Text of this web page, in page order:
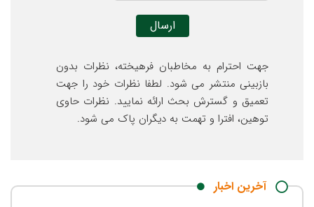
جهت احترام به مخاطبان فرهیخته، نظرات بدون
بازبینی منتشر می شود. لطفا نظرات خود را جهت
تعميق و گسترش بحث ارائه نمایید. نظرات حاوی
توهين، افترا و تهمت به ديگران پاک می شود.
آخرین اخبار